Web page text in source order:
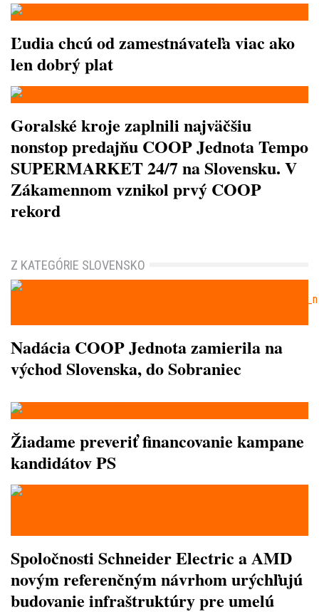
Ľudia chcú od zamestnávateľa viac ako
len dobrý plat
Goralské kroje zaplnili najväčšiu
nonstop predajňu COOP Jednota Tempo
SUPERMARKET 24/7 na Slovensku. V
Zákamennom vznikol prvý COOP
rekord
Z KATEGÓRIE SLOVENSKO
Nadácia COOP Jednota zamierila na
východ Slovenska, do Sobraniec
Žiadame preveriť financovanie kampane
kandidátov PS
Spoločnosti Schneider Electric a AMD
novým referenčným návrhom urýchľujú
budovanie infraštruktúry pre umelú